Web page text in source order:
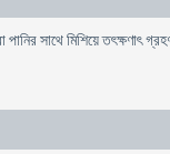
সাথে মিশিয়ে তৎক্ষণাৎ